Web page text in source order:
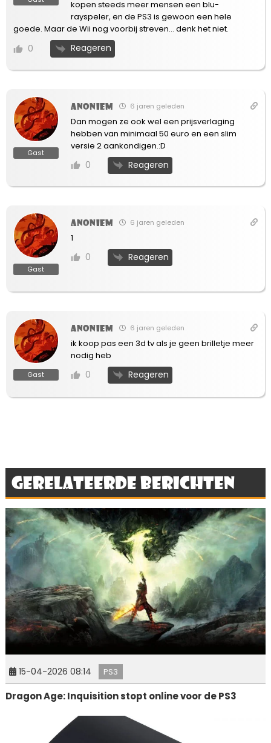
kopen steeds meer mensen een blu-
rayspeler, en de PS3 is gewoon een hele
goede. Maar de Wii nog voorbij streven… denk het niet.
0 Reageren
Gast
Anoniem 6 jaren geleden
Dan mogen ze ook wel een prijsverlaging
hebben van minimaal 50 euro en een slim
versie 2 aankondigen.:D
0 Reageren
Gast
Anoniem 6 jaren geleden
1
0 Reageren
Gast
Anoniem 6 jaren geleden
ik koop pas een 3d tv als je geen brilletje meer
nodig heb
0 Reageren
Gerelateerde berichten
15-04-2026 08:14 PS3
Dragon Age: Inquisition stopt online voor de PS3